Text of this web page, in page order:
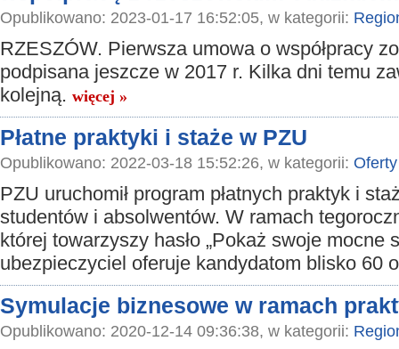
Opublikowano: 2023-01-17 16:52:05, w kategorii:
RZESZÓW. Pierwsza umowa o współpracy
podpisana jeszcze w 2017 r. Kilka dni temu
kolejną. więcej »
Płatne praktyki i staże w PZU
Opublikowano: 2022-03-18 15:52:26, w kategorii:
PZU uruchomił program płatnych praktyk i
studentów i absolwentów. W ramach
której towarzyszy hasło „Pokaż swoje mocne
ubezpieczyciel oferuje kandydatom blisko 60
Symulacje biznesowe w ramach
Opublikowano: 2020-12-14 09:36:38, w kategorii: